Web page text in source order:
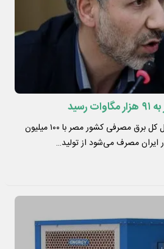
وزیر نیرو با بیان این که معادل کل برق مصرفی کشور مصر با ۱۰۰ میلیون
مصرف می‌شود از تولید…